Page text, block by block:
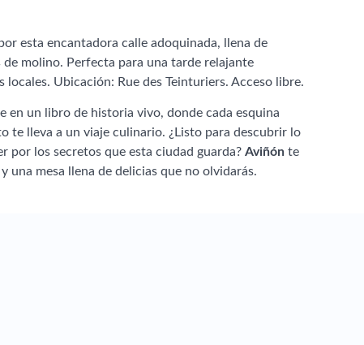
esta encantadora calle adoquinada, llena de
molino. Perfecta para una tarde relajante
Ubicación: Rue des Teinturiers. Acceso libre.
en un libro de historia vivo, donde cada esquina
te lleva a un viaje culinario. ¿Listo para descubrir lo
por los secretos que esta ciudad guarda? Aviñón te
una mesa llena de delicias que no olvidarás.